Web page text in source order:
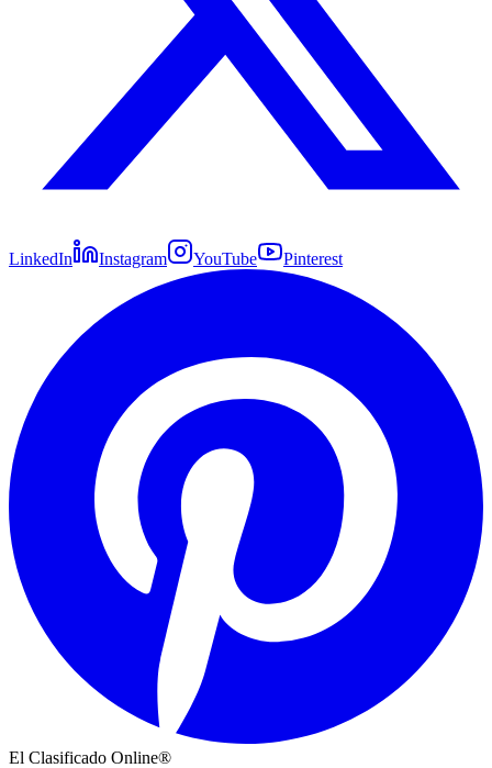
LinkedIn Instagram YouTube Pinterest
El Clasificado Online®